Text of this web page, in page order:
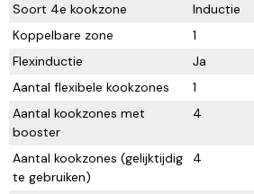
Soort 4e kookzone
Inductie
Koppelbare zone
1
Flexinductie
Ja
Aantal flexibele kookzones
1
Aantal kookzones met
booster
4
Aantal kookzones (gelijktijdig
te gebruiken)
4